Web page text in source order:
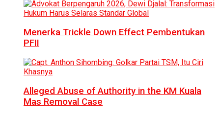
Menerka Trickle Down Effect Pembentukan
PFII
Alleged Abuse of Authority in the KM Kuala
Mas Removal Case